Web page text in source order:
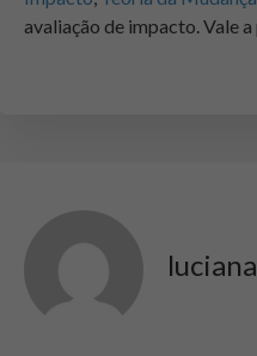
avaliação de impacto. Vale
luciana